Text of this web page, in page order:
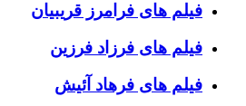
فیلم های فرامرز قریبیان
فیلم های فرزاد فرزین
فیلم های فرهاد آئیش